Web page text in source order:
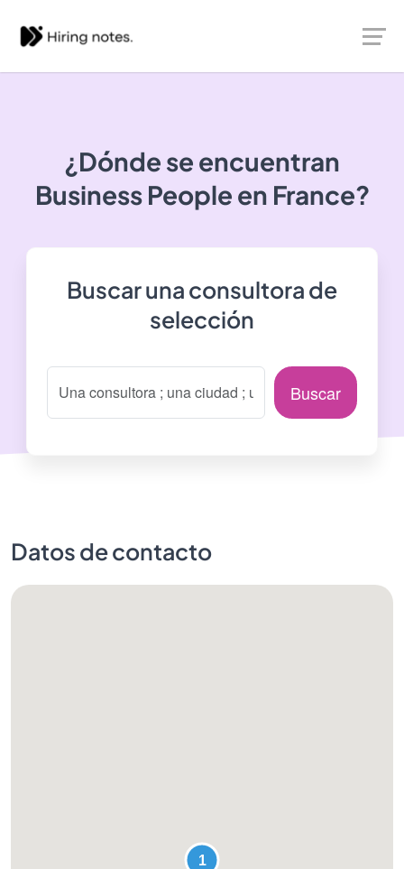
¿Dónde se encuentran
Business People en France?
Buscar una consultora de
selección
Buscar
Datos de contacto